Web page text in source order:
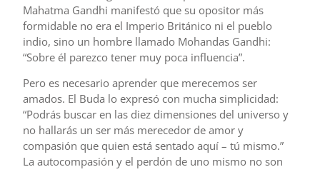
Mahatma Gandhi manifestó que su opositor más
formidable no era el Imperio Británico ni el pueblo
indio, sino un hombre llamado Mohandas Gandhi:
“Sobre él parezco tener muy poca influencia”.
Pero es necesario aprender que merecemos ser
amados. El Buda lo expresó con mucha simplicidad:
“Podrás buscar en las diez dimensiones del universo y
no hallarás un ser más merecedor de amor y
compasión que quien está sentado aquí – tú mismo.”
La autocompasión y el perdón de uno mismo no son